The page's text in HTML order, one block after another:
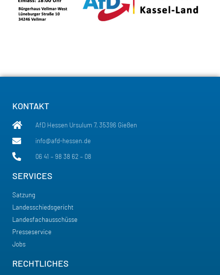
KONTAKT
AfD Hessen Ursulum 7, 35396 Gießen
info@afd-hessen.de
06 41 – 98 38 62 – 08
SERVICES
Satzung
Landesschiedsgericht
Landesfachausschüsse
Presseservice
Jobs
RECHTLICHES